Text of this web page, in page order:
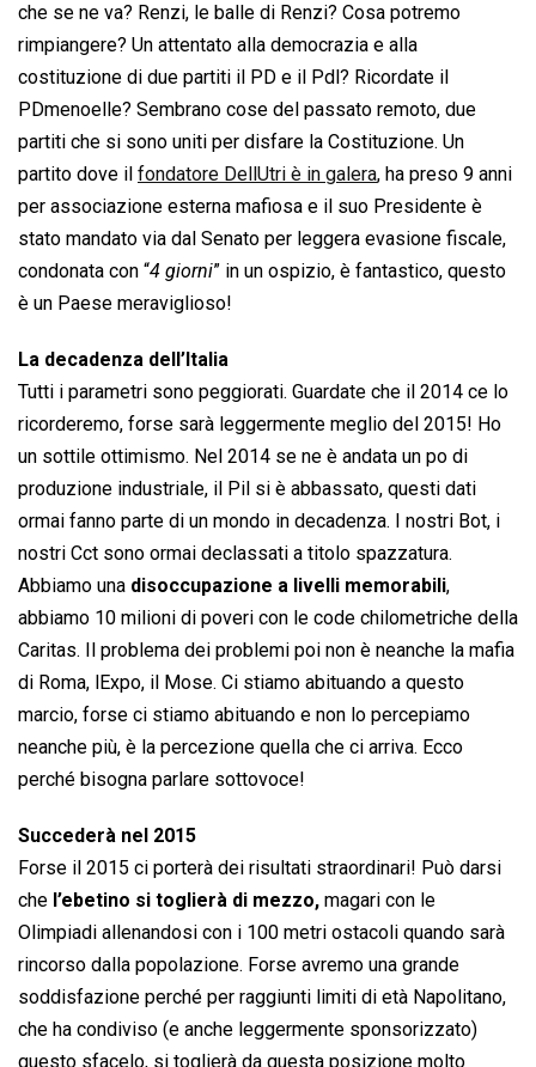
che se ne va? Renzi, le balle di Renzi? Cosa potremo
rimpiangere? Un attentato alla democrazia e alla
costituzione di due partiti il PD e il Pdl? Ricordate il
PDmenoelle? Sembrano cose del passato remoto, due
partiti che si sono uniti per disfare la Costituzione. Un
partito dove il fondatore DellUtri è in galera, ha preso 9 anni
per associazione esterna mafiosa e il suo Presidente è
stato mandato via dal Senato per leggera evasione fiscale,
condonata con “4 giorni” in un ospizio, è fantastico, questo
è un Paese meraviglioso!
La decadenza dell’Italia
Tutti i parametri sono peggiorati. Guardate che il 2014 ce lo
ricorderemo, forse sarà leggermente meglio del 2015! Ho
un sottile ottimismo. Nel 2014 se ne è andata un po di
produzione industriale, il Pil si è abbassato, questi dati
ormai fanno parte di un mondo in decadenza. I nostri Bot, i
nostri Cct sono ormai declassati a titolo spazzatura.
Abbiamo una disoccupazione a livelli memorabili,
abbiamo 10 milioni di poveri con le code chilometriche della
Caritas. Il problema dei problemi poi non è neanche la mafia
di Roma, lExpo, il Mose. Ci stiamo abituando a questo
marcio, forse ci stiamo abituando e non lo percepiamo
neanche più, è la percezione quella che ci arriva. Ecco
perché bisogna parlare sottovoce!
Succederà nel 2015
Forse il 2015 ci porterà dei risultati straordinari! Può darsi
che l’ebetino si toglierà di mezzo, magari con le
Olimpiadi allenandosi con i 100 metri ostacoli quando sarà
rincorso dalla popolazione. Forse avremo una grande
soddisfazione perché per raggiunti limiti di età Napolitano,
che ha condiviso (e anche leggermente sponsorizzato)
questo sfacelo, si toglierà da questa posizione molto